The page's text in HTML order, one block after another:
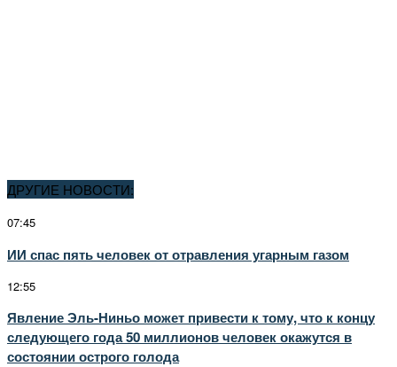
ДРУГИЕ НОВОСТИ:
07:45
ИИ спас пять человек от отравления угарным газом
12:55
Явление Эль-Ниньо может привести к тому, что к концу
следующего года 50 миллионов человек окажутся в
состоянии острого голода